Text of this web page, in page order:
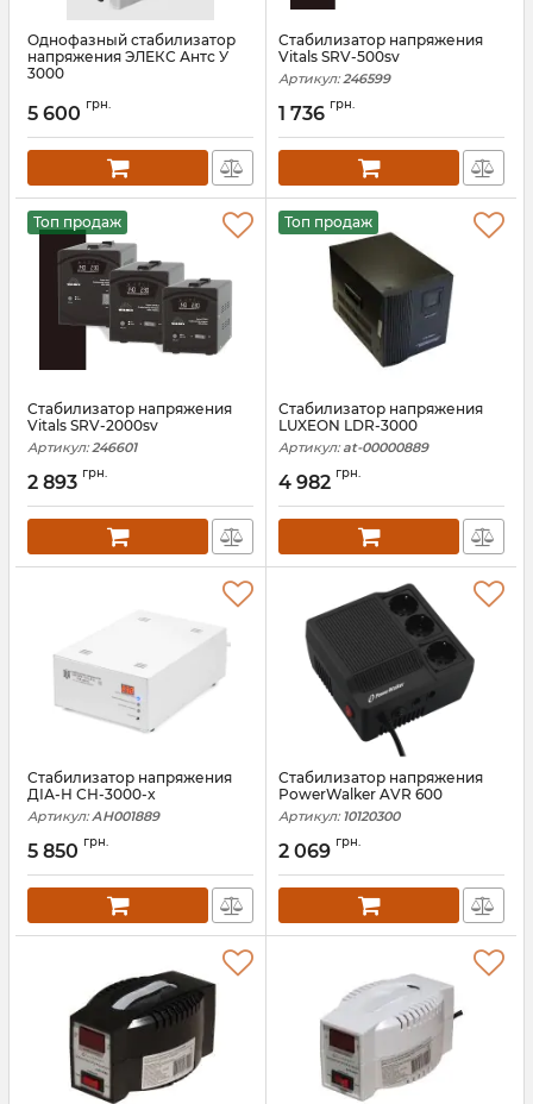
Однофазный стабилизатор
напряжения ЭЛЕКС Антс У
3000
5 600 грн.
Стабилизатор напряжения
Vitals SRV-500sv
Артикул: 246599
1 736 грн.
Топ продаж
Стабилизатор напряжения
Vitals SRV-2000sv
Артикул: 246601
2 893 грн.
Топ продаж
Стабилизатор напряжения
LUXEON LDR-3000
Артикул: at-00000889
4 982 грн.
Стабилизатор напряжения
ДІА-Н СН-3000-x
Артикул: АН001889
5 850 грн.
Стабилизатор напряжения
PowerWalker AVR 600
Артикул: 10120300
2 069 грн.